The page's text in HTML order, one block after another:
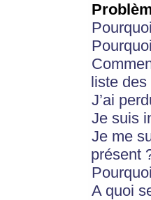
liste
J’ai
Je suis
Je me
présent
A quoi